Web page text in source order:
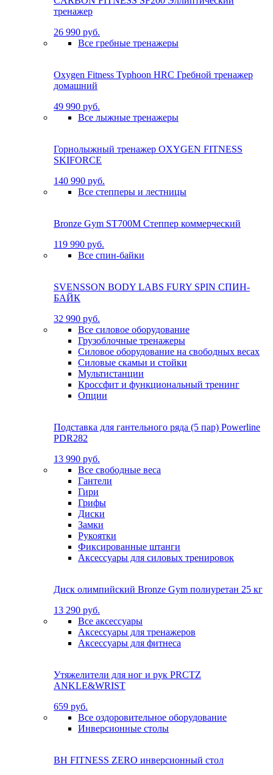
тренажер
26 990 руб.
Все гребные тренажеры
Oxygen Fitness Typhoon HRC Гребной тренажер
домашний
49 990 руб.
Все лыжные тренажеры
Горнолыжный тренажер OXYGEN FITNESS
SKIFORCE
140 990 руб.
Все степперы и лестницы
Bronze Gym ST700M Степпер коммерческий
119 990 руб.
Все спин-байки
SVENSSON BODY LABS FURY SPIN СПИН-
БАЙК
32 990 руб.
Все силовое оборудование
Грузоблочные тренажеры
Силовое оборудование на свободных весах
Силовые скамьи и стойки
Мультистанции
Кроссфит и функциональный тренинг
Опции
Подставка для гантельного ряда (5 пар) Powerline
PDR282
13 990 руб.
Все свободные веса
Гантели
Гири
Грифы
Диски
Замки
Рукоятки
Фиксированные штанги
Аксессуары для силовых тренировок
Диск олимпийский Bronze Gym полиуретан 25 кг
13 290 руб.
Все аксессуары
Аксессуары для тренажеров
Аксессуары для фитнеса
Утяжелители для ног и рук PRCTZ
ANKLE&WRIST
659 руб.
Все оздоровительное оборудование
Инверсионные столы
BH FITNESS ZERO инверсионный стол